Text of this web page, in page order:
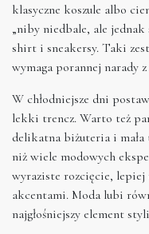
klasyczne koszule albo
„niby niedbale, ale
shirt i sneakersy. Taki
wymaga porannej narady
W chłodniejsze dni
lekki trencz. Warto też
delikatna biżuteria i
niż wiele modowych
wyraziste rozcięcie, lepiej
akcentami. Moda lubi
najgłośniejszy element